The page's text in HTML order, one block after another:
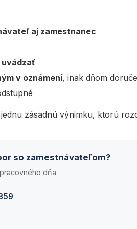
aj zamestnanec
uvádzať
v oznámení, inak dňom
zásadnú výnimku, ktorú
so zamestnávateľom?
dňa